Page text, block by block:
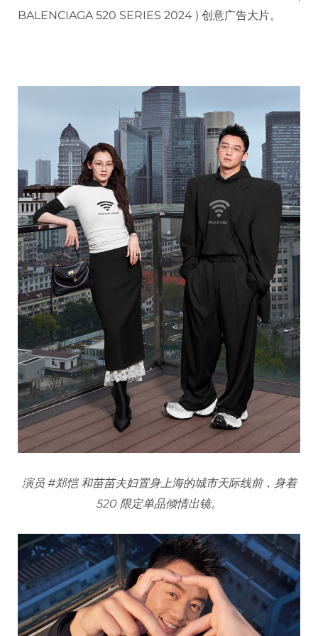
BALENCIAGA 520 SERIES 2024 ) 创意广告大片。
演员 #郑恺 和苗苗夫妇置身上海的城市天际线前，身着
520 限定单品倾情出镜。